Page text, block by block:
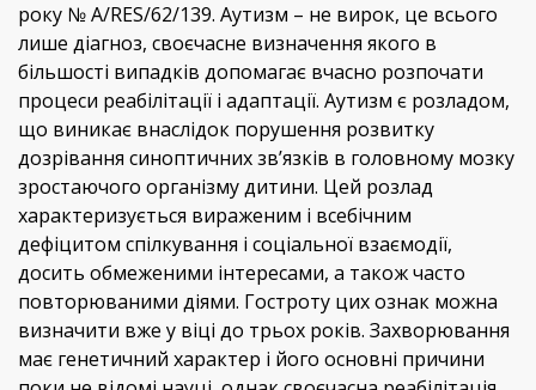
року № A/RES/62/139. Аутизм – не вирок, це всього
лише діагноз, своєчасне визначення якого в
більшості випадків допомагає вчасно розпочати
процеси реабілітації і адаптації. Аутизм є розладом,
що виникає внаслідок порушення розвитку
дозрівання синоптичних зв’язків в головному мозку
зростаючого організму дитини. Цей розлад
характеризується вираженим і всебічним
дефіцитом спілкування і соціальної взаємодії,
досить обмеженими інтересами, а також часто
повторюваними діями. Гостроту цих ознак можна
визначити вже у віці до трьох років. Захворювання
має генетичний характер і його основні причини